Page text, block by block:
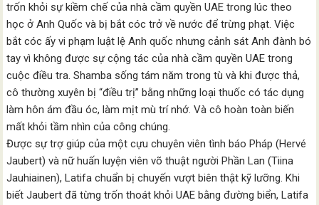
trốn khỏi sự kiềm chế của nhà cầm quyền UAE trong lúc theo
học ở Anh Quốc và bị bắt cóc trở về nước để trừng phạt. Việc
bắt cóc ấy vi phạm luật lệ Anh quốc nhưng cảnh sát Anh đành bó
tay vì không được sự cộng tác của nhà cầm quyền UAE trong
cuộc điều tra. Shamba sống tám năm trong tù và khi được thả,
cô thường xuyên bị “điều trị” bằng những loại thuốc có tác dụng
làm hôn ám đầu óc, làm mịt mù trí nhớ. Và cô hoàn toàn biến
mất khỏi tầm nhìn của công chúng.
Được sự trợ giúp của một cựu chuyên viên tình báo Pháp (Hervé
Jaubert) và nữ huấn luyện viên võ thuật người Phần Lan (Tiina
Jauhiainen), Latifa chuẩn bị chuyến vượt biên thật kỹ lưỡng. Khi
biết Jaubert đã từng trốn thoát khỏi UAE bằng đường biển, Latifa